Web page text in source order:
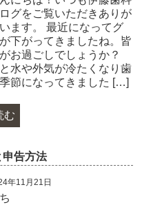
グをご覧いただきありが
ます。 最近になってグ
下がってきましたね。皆
お過ごしでしょうか？
水や外気が冷たくなり歯
節になってきました […]
む
申告方法
年11月21日